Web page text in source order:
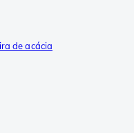
de acácia